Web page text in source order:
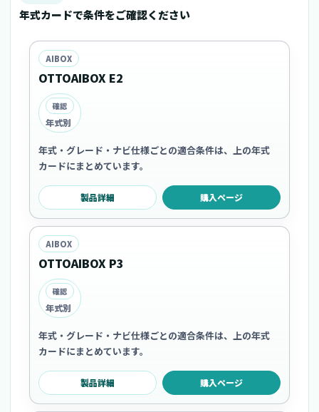
年式カードで条件をご確認ください
AIBOX
OTTOAIBOX E2
確認
年式別
年式・グレード・ナビ仕様ごとの適合条件は、上の年式
カードにまとめています。
製品詳細 購入ページ
AIBOX
OTTOAIBOX P3
確認
年式別
年式・グレード・ナビ仕様ごとの適合条件は、上の年式
カードにまとめています。
製品詳細 購入ページ